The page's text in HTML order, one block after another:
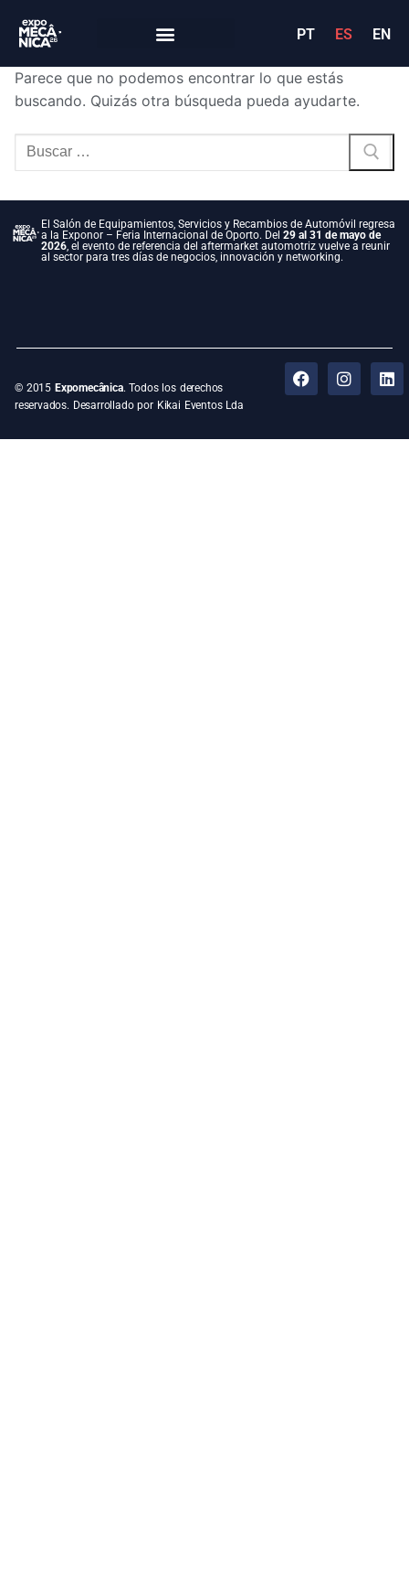
PT ES EN
Parece que no podemos encontrar lo que estás
buscando. Quizás otra búsqueda pueda ayudarte.
El Salón de Equipamientos, Servicios y Recambios de Automóvil regresa
a la Exponor – Feria Internacional de Oporto. Del 29 al 31 de mayo de
2026, el evento de referencia del aftermarket automotriz vuelve a reunir
al sector para tres días de negocios, innovación y networking.
© 2015 Expomecânica. Todos los derechos
reservados. Desarrollado por Kikai Eventos Lda